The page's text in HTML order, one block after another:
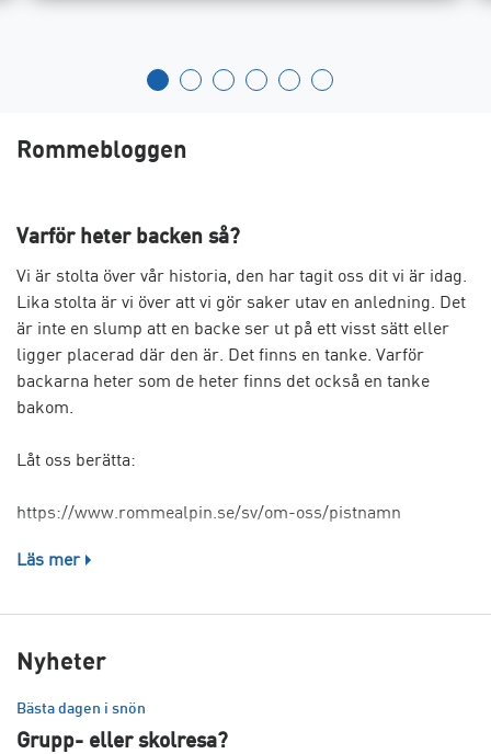
Rommebloggen
Varför heter backen så?
Vi är stolta över vår historia, den har tagit oss dit vi är idag.
Lika stolta är vi över att vi gör saker utav en anledning. Det
är inte en slump att en backe ser ut på ett visst sätt eller
ligger placerad där den är. Det finns en tanke. Varför
backarna heter som de heter finns det också en tanke
bakom.
Låt oss berätta:
https://www.rommealpin.se/sv/om-oss/pistnamn
Läs mer
Nyheter
Bästa dagen i snön
Grupp- eller skolresa?